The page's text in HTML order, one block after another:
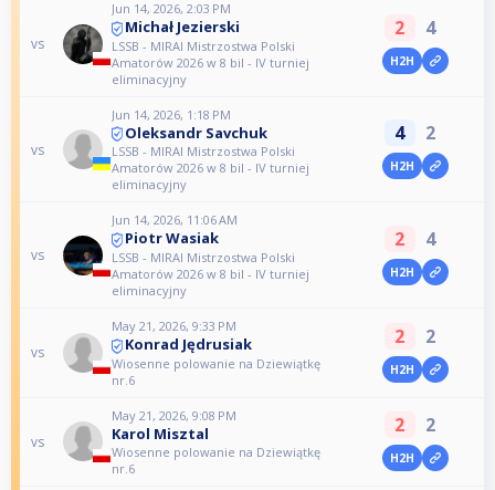
vs
Jun 14, 2026, 2:03 PM
Michał Jezierski
LSSB - MIRAI Mistrzostwa Polski
Amatorów 2026 w 8 bil - IV turniej
eliminacyjny
2 4
H2H
vs
Jun 14, 2026, 1:18 PM
Oleksandr Savchuk
LSSB - MIRAI Mistrzostwa Polski
Amatorów 2026 w 8 bil - IV turniej
eliminacyjny
4 2
H2H
vs
Jun 14, 2026, 11:06 AM
Piotr Wasiak
LSSB - MIRAI Mistrzostwa Polski
Amatorów 2026 w 8 bil - IV turniej
eliminacyjny
2 4
H2H
vs
May 21, 2026, 9:33 PM
Konrad Jędrusiak
Wiosenne polowanie na Dziewiątkę
nr.6
2 2
H2H
vs
May 21, 2026, 9:08 PM
Karol Misztal
Wiosenne polowanie na Dziewiątkę
nr.6
2 2
H2H